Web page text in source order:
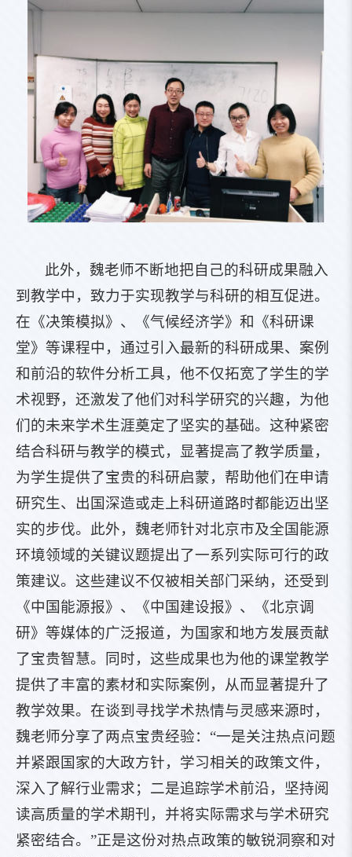
此外，魏老师不断地把自己的科研成果融入
到教学中，致力于实现教学与科研的相互促进。
在《决策模拟》、《气候经济学》和《科研课
堂》等课程中，通过引入最新的科研成果、案例
和前沿的软件分析工具，他不仅拓宽了学生的学
术视野，还激发了他们对科学研究的兴趣，为他
们的未来学术生涯奠定了坚实的基础。这种紧密
结合科研与教学的模式，显著提高了教学质量，
为学生提供了宝贵的科研启蒙，帮助他们在申请
研究生、出国深造或走上科研道路时都能迈出坚
实的步伐。此外，魏老师针对北京市及全国能源
环境领域的关键议题提出了一系列实际可行的政
策建议。这些建议不仅被相关部门采纳，还受到
《中国能源报》、《中国建设报》、《北京调
研》等媒体的广泛报道，为国家和地方发展贡献
了宝贵智慧。同时，这些成果也为他的课堂教学
提供了丰富的素材和实际案例，从而显著提升了
教学效果。在谈到寻找学术热情与灵感来源时，
魏老师分享了两点宝贵经验：“一是关注热点问题
并紧跟国家的大政方针，学习相关的政策文件，
深入了解行业需求；二是追踪学术前沿，坚持阅
读高质量的学术期刊，并将实际需求与学术研究
紧密结合。”正是这份对热点政策的敏锐洞察和对